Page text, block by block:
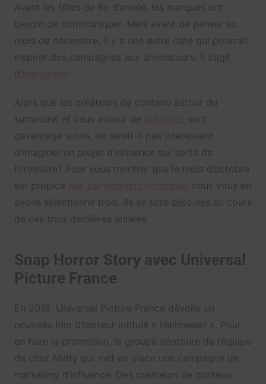
Avant les fêtes de fin d’année, les marques ont
besoin de communiquer. Mais avant de penser au
mois de décembre, il y a une autre date qui pourrait
inspirer des campagnes aux annonceurs. Il s’agit
d’
Alors que les créateurs de contenu autour du
surnaturel et ceux autour de
sont
davantage suivis, ne serait-il pas intéressant
d’imaginer un projet d’influence qui sorte de
l’ordinaire? Pour vous montrer que le mois d’octobre
est propice
, nous vous en
avons sélectionné trois. Ils se sont déroulés au cours
de ces trois dernières années.
Snap Horror Story avec Universal
Picture France
En 2018, Universal Picture France dévoile un
nouveau film d’horreur intitulé « Halloween ». Pour
en faire la promotion, le groupe s’entoure de l’équipe
de chez Melty qui met en place une campagne de
marketing d’influence. Des créateurs de contenu